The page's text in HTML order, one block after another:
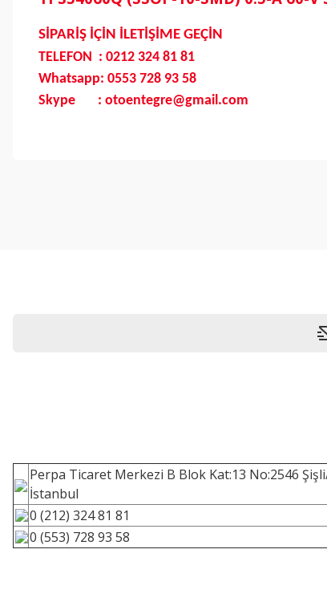
SİPARİŞ İÇİN İLETİŞİME GEÇİN
TELEFON : 0212 324 81 81
Whatsapp: 0553 728 93 58
Skype : otoentegre@gmail.com
Perpa Ticaret Merkezi B Blok Kat:13 No:2546
İstanbul
0 (212) 324 81 81
0 (553) 728 93 58